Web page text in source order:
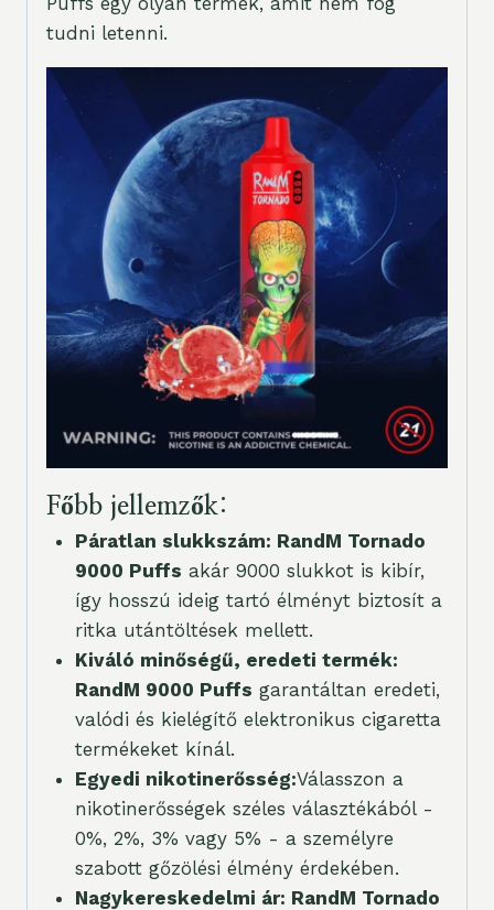
tudni letenni.
Főbb jellemzők:
Páratlan slukkszám: RandM Tornado
9000 Puffs akár 9000 slukkot is kibír,
így hosszú ideig tartó élményt biztosít a
ritka utántöltések mellett.
Kiváló minőségű, eredeti termék:
RandM 9000 Puffs garantáltan eredeti,
valódi és kielégítő elektronikus cigaretta
termékeket kínál.
Egyedi nikotinerősség:Válasszon a
nikotinerősségek széles választékából -
0%, 2%, 3% vagy 5% - a személyre
szabott gőzölési élmény érdekében.
Nagykereskedelmi ár: RandM Tornado